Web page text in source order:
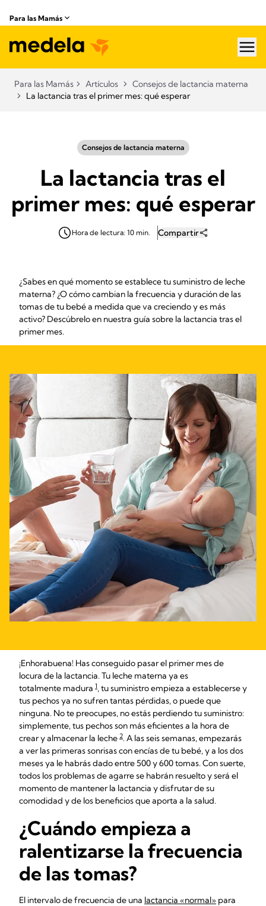
Para las Mamás
Para las Mamás Artículos
Consejos de lactancia materna
La lactancia tras el primer mes: qué esperar
Consejos de lactancia materna
La lactancia tras el
primer mes: qué esperar
Hora de lectura: 10 min. Compartir
¿Sabes en qué momento se establece tu suministro de leche
materna? ¿O cómo cambian la frecuencia y duración de las
tomas de tu bebé a medida que va creciendo y es más
activo? Descúbrelo en nuestra guía sobre la lactancia tras el
primer mes.
¡Enhorabuena! Has conseguido pasar el primer mes de
locura de la lactancia. Tu leche materna ya es
totalmente madura 1, tu suministro empieza a establecerse y
tus pechos ya no sufren tantas pérdidas, o puede que
ninguna. No te preocupes, no estás perdiendo tu suministro:
simplemente, tus pechos son más eficientes a la hora de
crear y almacenar la leche 2. A las seis semanas, empezarás
a ver las primeras sonrisas con encías de tu bebé, y a los dos
meses ya le habrás dado entre 500 y 600 tomas. Con suerte,
todos los problemas de agarre se habrán resuelto y será el
momento de mantener la lactancia y disfrutar de su
comodidad y de los beneficios que aporta a la salud.
¿Cuándo empieza a
ralentizarse la frecuencia
de las tomas?
El intervalo de frecuencia de una lactancia «normal» para